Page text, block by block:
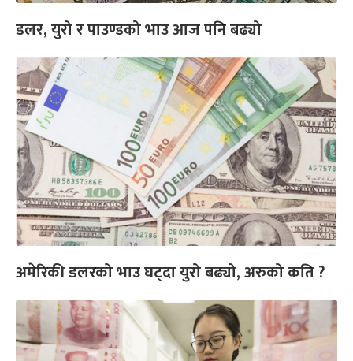
डलर, युरो र पाउण्डको भाउ आज पनि बढ्यो
अमेरिकी डलरको भाउ घट्दा युरो बढ्यो, अरुको कति ?